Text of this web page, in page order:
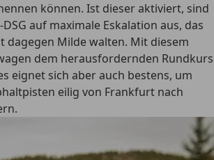
können. Ist dieser aktiviert, sind
auf maximale Eskalation aus, das
dagegen Milde walten. Mit diesem
dem herausfordernden Rundkurs
eignet sich aber auch bestens, um
eilig von Frankfurt nach